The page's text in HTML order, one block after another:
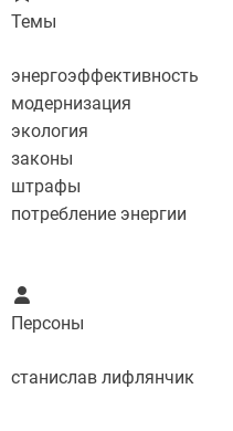
Темы
энергоэффективность
модернизация
экология
законы
штрафы
потребление энергии
Персоны
станислав лифлянчик